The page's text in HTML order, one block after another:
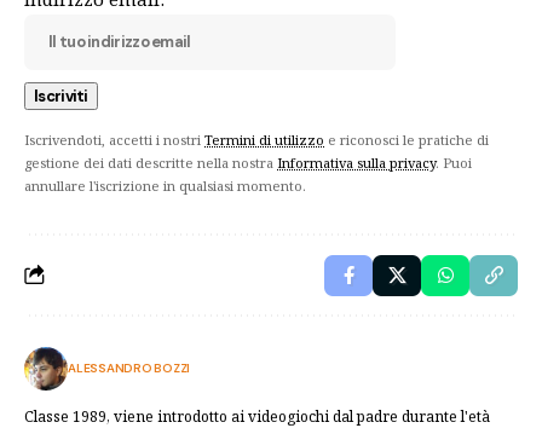
Iscrivendoti, accetti i nostri Termini di utilizzo e riconosci le pratiche di
gestione dei dati descritte nella nostra Informativa sulla privacy. Puoi
annullare l'iscrizione in qualsiasi momento.
ALESSANDRO BOZZI
Classe 1989, viene introdotto ai videogiochi dal padre durante l'età